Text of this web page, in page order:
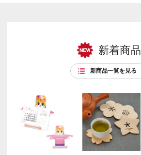
新着商品
新商品一覧を見る